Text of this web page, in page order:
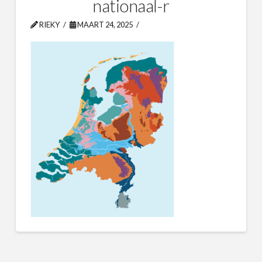
nationaal-r
RIEKY MAART 24, 2025